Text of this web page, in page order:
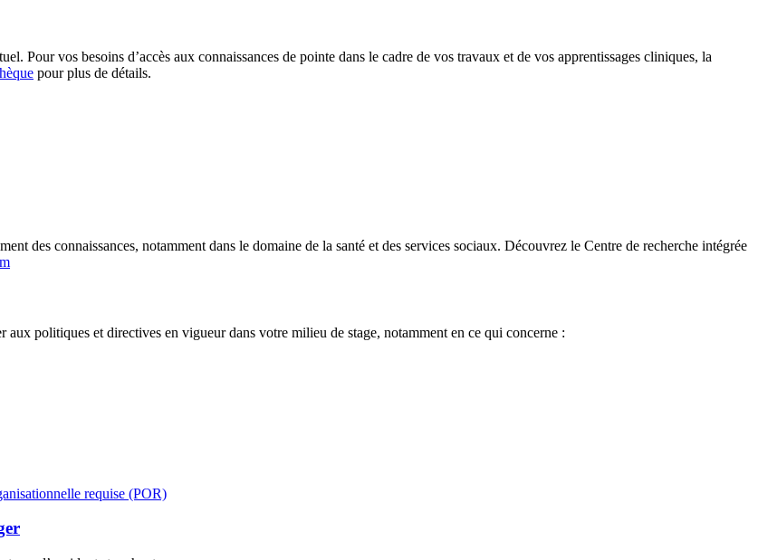
Pour vos besoins d’accès aux connaissances de pointe dans le cadre de vos travaux et de vos apprentissages cliniques, la
pour plus de détails.
des connaissances, notamment dans le domaine de la santé et des services sociaux. Découvrez le Centre de recherche intégrée
politiques et directives en vigueur dans votre milieu de stage, notamment en ce qui concerne :
requise (POR)